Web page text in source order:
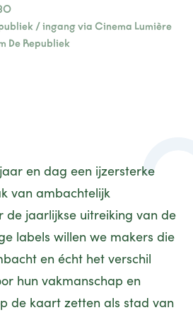
contact/ ingang via Cinema Lumière
De Republiek
en dag een ijzersterke
van ambachtelijk
de jaarlijkse uitreiking van de
labels willen we makers die
en écht het verschil
hun vakmanschap en
de kaart zetten als stad van